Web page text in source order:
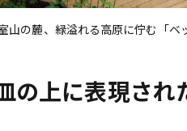
山の麓、緑溢れる高原に佇む「ベ
の上に表現され